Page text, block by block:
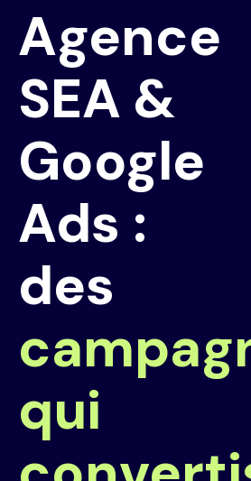
Agence
SEA &
Google
Ads :
des
qui